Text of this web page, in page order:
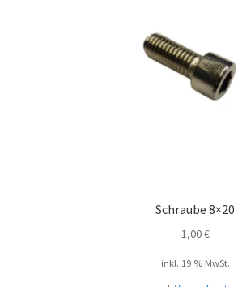
Schraube 8×20
1,00€
inkl. 19 % MwSt.